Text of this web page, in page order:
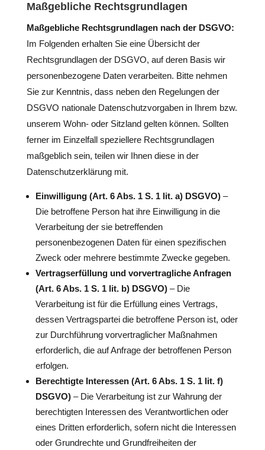
Maßgebliche Rechtsgrundlagen
Maßgebliche Rechtsgrundlagen nach der DSGVO:
Im Folgenden erhalten Sie eine Übersicht der
Rechtsgrundlagen der DSGVO, auf deren Basis wir
personenbezogene Daten verarbeiten. Bitte nehmen
Sie zur Kenntnis, dass neben den Regelungen der
DSGVO nationale Datenschutzvorgaben in Ihrem bzw.
unserem Wohn- oder Sitzland gelten können. Sollten
ferner im Einzelfall speziellere Rechtsgrundlagen
maßgeblich sein, teilen wir Ihnen diese in der
Datenschutzerklärung mit.
Einwilligung (Art. 6 Abs. 1 S. 1 lit. a) DSGVO)–
Die betroffene Person hat ihre Einwilligung in die
Verarbeitung der sie betreffenden
personenbezogenen Daten für einen spezifischen
Zweck oder mehrere bestimmte Zwecke gegeben.
Vertragserfüllung und vorvertragliche Anfragen
(Art. 6 Abs. 1 S. 1 lit. b) DSGVO)– Die
Verarbeitung ist für die Erfüllung eines Vertrags,
dessen Vertragspartei die betroffene Person ist, oder
zur Durchführung vorvertraglicher Maßnahmen
erforderlich, die auf Anfrage der betroffenen Person
erfolgen.
Berechtigte Interessen (Art. 6 Abs. 1 S. 1 lit. f)
DSGVO)– Die Verarbeitung ist zur Wahrung der
berechtigten Interessen des Verantwortlichen oder
eines Dritten erforderlich, sofern nicht die Interessen
oder Grundrechte und Grundfreiheiten der